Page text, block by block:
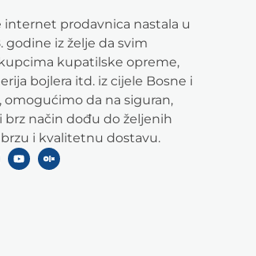
internet prodavnica nastala u
godine iz želje da svim
kupatilske opreme,
bojlera itd. iz cijele Bosne i
omogućimo da na siguran,
brz način dođu do željenih
i kvalitetnu dostavu.